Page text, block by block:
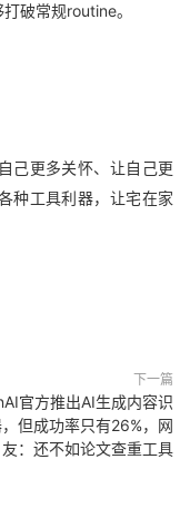
破常规routine。
己更多关怀、让自己更
种工具利器，让宅在家
下一篇
官方推出AI生成内容识
但成功率只有26%，网
友：还不如论文查重工具